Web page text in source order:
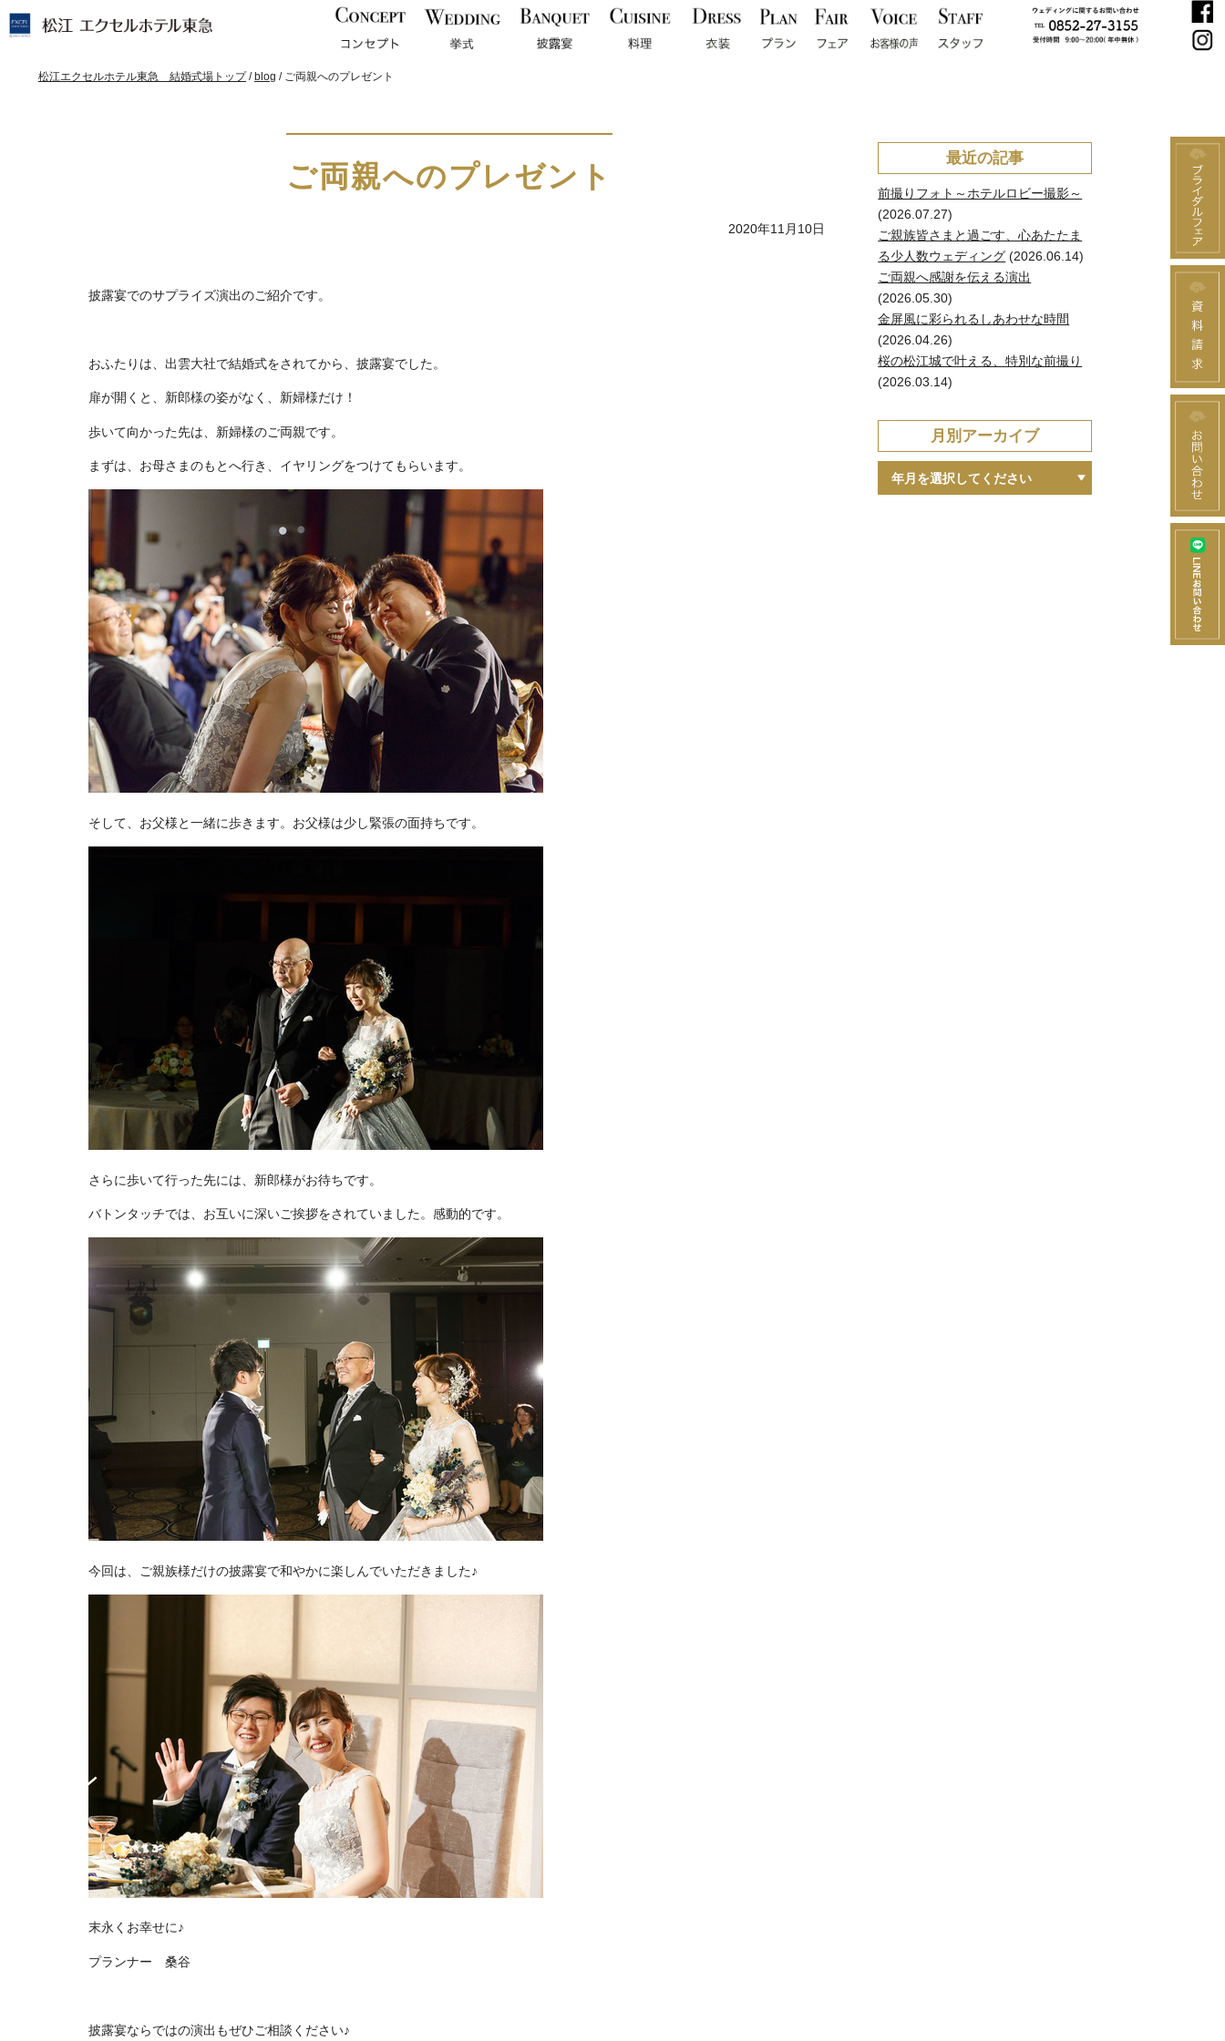
このページの本文へ
現
松江エクセルホテル東急 結婚式場トップ/ blog / ご両親へのプレゼント
ご両親へのプレゼント
2020年11月10日
披露宴でのサプライズ演出のご紹介です。
おふたりは、出雲大社で結婚式をされてから、披露宴でした。
扉が開くと、新郎様の姿がなく、新婦様だけ！
歩いて向かった先は、新婦様のご両親です。
まずは、お母さまのもとへ行き、イヤリングをつけてもらいます。
そして、お父様と一緒に歩きます。お父様は少し緊張の面持ちです。
さらに歩いて行った先には、新郎様がお待ちです。
バトンタッチでは、お互いに深いご挨拶をされていました。感動的です。
今回は、ご親族様だけの披露宴で和やかに楽しんでいただきました♪
末永くお幸せに♪
プランナー 桑谷
披露宴ならではの演出もぜひご相談ください♪
最近の記事
前撮りフォト～ホテルロビー撮影～
(2026.07.27)
ご親族皆さまと過ごす、心あたたま
る少人数ウェディング (2026.06.14)
ご両親へ感謝を伝える演出
(2026.05.30)
金屏風に彩られるしあわせな時間
(2026.04.26)
桜の松江城で叶える、特別な前撮り
(2026.03.14)
月別アーカイブ
年月を選択してください